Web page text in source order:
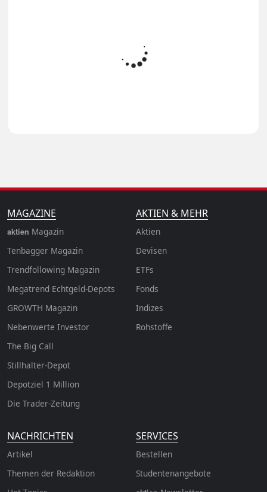
MAGAZINE
aktien Magazin
Tenbagger Magazin
Trendfollowing Magazin
Megatrend Echtgeld-Depots
GROWTH Magazin
Nebenwerte Investor
The Big Call
Stillhalter-Depot
Depotziel 1 Million
Die Trader-Zeitung
AKTIEN & MEHR
Aktien
Devisen
ETFs
Fonds
Indizes
Rohstoffe
NACHRICHTEN
Artikel
Themen der Redaktion
SERVICES
Bestellen
Studentenangebote